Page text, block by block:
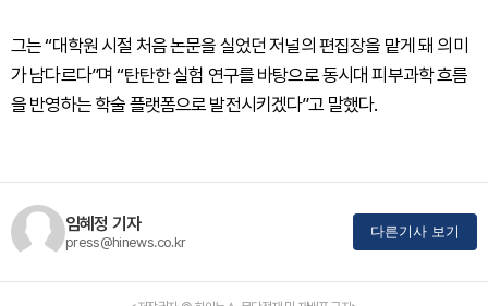
그는 “대학원 시절 처음 논문을 실었던 저널의 편집장을 맡게 돼 의미
가 남다르다”며 “탄탄한 실험 연구를 바탕으로 동시대 피부과학 흐름
을 반영하는 학술 플랫폼으로 발전시키겠다”고 말했다.
임혜정 기자
press@hinews.co.kr
다른기사 보기